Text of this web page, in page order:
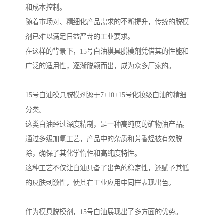
和成本控制。
随着市场对、精细化产品需求的不断提升，传统的脱模
剂已难以满足日益严苛的工业要求。
在这样的背景下，15号白油模具脱模剂凭借其的性能和
广泛的适用性，逐渐脱颖而出，成为众多厂家的。
15号白油模具脱模剂源于7+10+15号化妆级白油的精细
分类。
这类白油经过深度精制，是一种高纯度的矿物油产品。
通过多级加氢工艺，产品中的杂质和芳香烃被有效脱
除，确保了其化学惰性和高纯度特性。
这种工艺不仅让白油具备了出色的稳定性，还赋予其低
的皮肤刺激性，使其在工业应用中同样表现出色。
作为模具脱模剂，15号白油展现出了多方面的优势。